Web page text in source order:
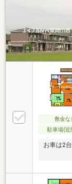
敷金な
駐車場(近
お車は2